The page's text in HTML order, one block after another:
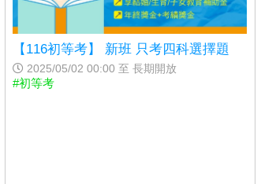
【116初等考】 新班 只考四科選擇題
2025/05/02 00:00 至 長期開放
#初等考